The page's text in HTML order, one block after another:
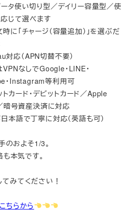
タ使い切り型／デイリー容量型／使
じて選べます
に「チャージ（容量追加）」を選ぶだ
応（APN切替不要）
なしでGoogle・LINE・
・Instagram等利用可
カード・デビットカード／Apple
号資産決済に対応
本語で丁寧に対応（英語も可）
およそ1/3。
本気です。
みてください！
ちらから